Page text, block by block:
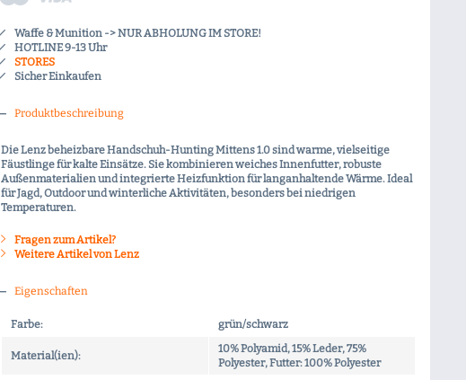
Waffe & Munition -> NUR ABHOLUNG IM STORE!
HOTLINE 9-13 Uhr
STORES
Sicher Einkaufen
Produktbeschreibung
Die Lenz beheizbare Handschuh-Hunting Mittens 1.0 sind warme, vielseitige
Fäustlinge für kalte Einsätze. Sie kombinieren weiches Innenfutter, robuste
Außenmaterialien und integrierte Heizfunktion für langanhaltende Wärme. Ideal
für Jagd, Outdoor und winterliche Aktivitäten, besonders bei niedrigen
Temperaturen.
Fragen zum Artikel?
Weitere Artikel von Lenz
Eigenschaften
Farbe: grün/schwarz
Material(ien):
10% Polyamid, 15% Leder, 75%
Polyester, Futter: 100% Polyester